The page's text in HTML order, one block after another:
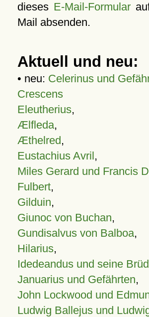
dieses E-Mail-Formular
Mail absenden.
Aktuell und neu:
• neu: Celerinus und
Crescens
Eleutherius,
Ælfleda,
Æthelred,
Eustachius Avril,
Miles Gerard und Francis
Fulbert,
Gilduin,
Giunoc von Buchan,
Gundisalvus von Balboa,
Hilarius,
Idedeandus und seine
Januarius und Gefährten,
John Lockwood und
Ludwig Ballejus und